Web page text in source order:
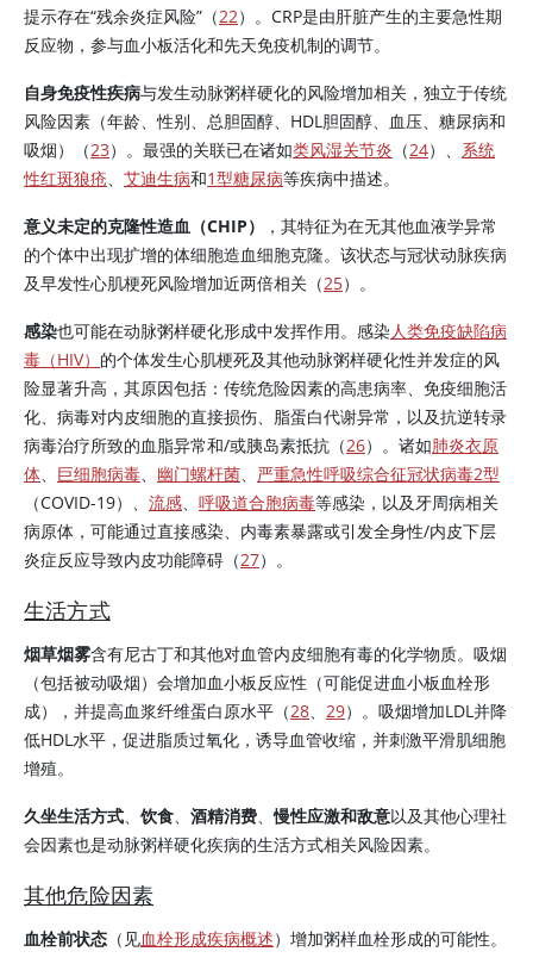
提示存在“残余炎症风险”（22）。CRP是由肝脏产生的主要急性期
反应物，参与血小板活化和先天免疫机制的调节。
自身免疫性疾病与发生动脉粥样硬化的风险增加相关，独立于传统
风险因素（年龄、性别、总胆固醇、HDL胆固醇、血压、糖尿病和
吸烟）（23）。最强的关联已在诸如类风湿关节炎 （24）、 系统
性红斑狼疮
艾迪生病和1型糖尿病等疾病中描述。
意义未定的克隆性造血（CHIP）
，其特征为在无其他血液学异常
的个体中出现扩增的体细胞造血细胞克隆。该状态与冠状动脉疾病
及早发性心肌梗死风险增加近两倍相关（25）。
感染也可能在动脉粥样硬化形成中发挥作用。感染 人类免疫缺陷病
毒（HIV） 的个体发生心肌梗死及其他动脉粥样硬化性并发症的风
险显著升高，其原因包括：传统危险因素的高患病率、免疫细胞活
化、病毒对内皮细胞的直接损伤、脂蛋白代谢异常，以及抗逆转录
病毒治疗所致的血脂异常和/或胰岛素抵抗（26）。诸如肺炎衣原
体
巨细胞病毒 幽门螺杆菌
严重急性呼吸综合征冠状病毒2型
（COVID-19）、 流感 呼吸道合胞病毒等感染，以及牙周病相关
病原体，可能通过直接感染、内毒素暴露或引发全身性/内皮下层
炎症反应导致内皮功能障碍（27）。
生活方式
烟草烟雾含有尼古丁和其他对血管内皮细胞有毒的化学物质。吸烟
（包括被动吸烟）会增加血小板反应性（可能促进血小板血栓形
成），并提高血浆纤维蛋白原水平（28 29）。吸烟增加LDL并降
低HDL水平，促进脂质过氧化，诱导血管收缩，并刺激平滑肌细胞
增殖。
久坐生活方式 饮食 酒精消费 、慢性应激和敌意以及其他心理社
会因素也是动脉粥样硬化疾病的生活方式相关风险因素。
其他危险因素
血栓前状态 （见血栓形成疾病概述）增加粥样血栓形成的可能性。